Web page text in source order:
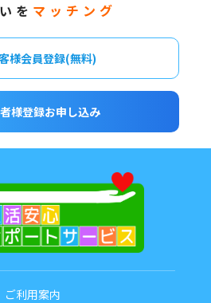
を マッチング
様会員登録(無料)
様登録お申し込み
ご利用案内